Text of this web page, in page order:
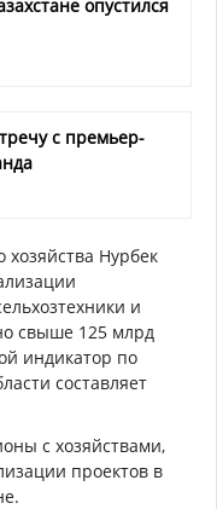
опустился
с премьер-
хозяйства Нурбек
и
свыше 125 млрд
индикатор по
составляет
с хозяйствами,
проектов в